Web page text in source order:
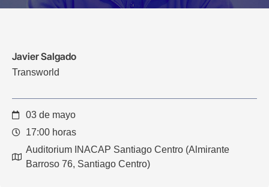
Javier Salgado
Transworld
03 de mayo
17:00 horas
Auditorium INACAP Santiago Centro (Almirante
Barroso 76, Santiago Centro)